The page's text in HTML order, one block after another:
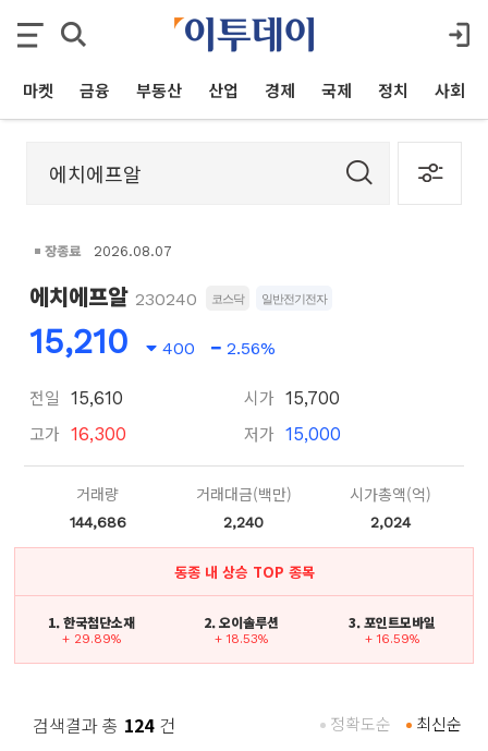
마켓 금융 부동산 산업 경제 국제 정치 사회
장종료 2026.08.07
에치에프알 230240 코스닥 일반전기전자
15,210 400 2.56%
전일 15,610
고가 16,300
시가 15,700
저가 15,000
거래량
144,686
거래대금(백만)
2,240
시가총액(억)
2,024
동종 내 상승 TOP 종목
1. 한국첨단소재
+ 29.89%
2. 오이솔루션
+ 18.53%
3. 포인트모바일
+ 16.59%
검색결과 총 124 건 최신순
정확도순